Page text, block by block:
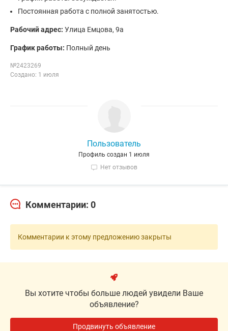
Постоянная работа с полной занятостью.
Рабочий адрес: Улица Емцова, 9а
График работы: Полный день
№2423269
Создано: 1 июля
Пользователь
Профиль создан 1 июля
Нет отзывов
Комментарии: 0
Комментарии к этому предложению закрыты
Вы хотите чтобы больше людей увидели Ваше
объявление?
Продвинуть объявление